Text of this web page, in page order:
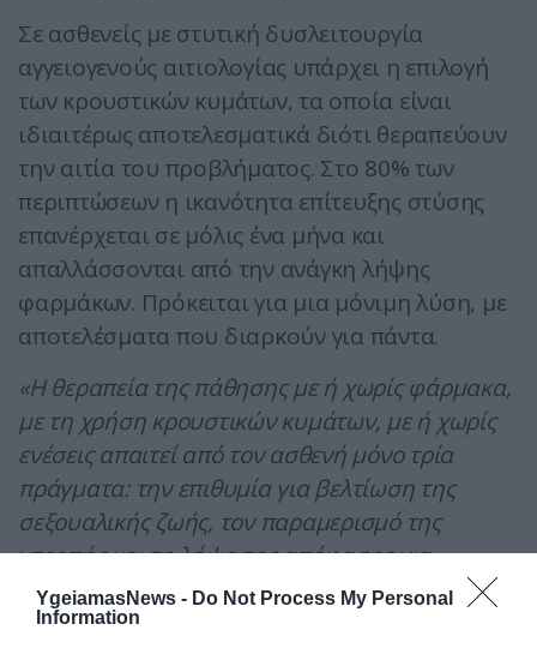
YgeiamasNews - Do Not Process My Personal
Information
Σε ασθενείς με στυτική δυσλειτουργία
αγγειογενούς αιτιολογίας υπάρχει η επιλογή
των κρουστικών κυμάτων, τα οποία είναι
ιδιαιτέρως αποτελεσματικά διότι θεραπεύουν
την αιτία του προβλήματος. Στο 80% των
περιπτώσεων η ικανότητα επίτευξης στύσης
επανέρχεται σε μόλις ένα μήνα και
απαλλάσσονται από την ανάγκη λήψης
φαρμάκων. Πρόκειται για μια μόνιμη λύση, με
αποτελέσματα που διαρκούν για πάντα.
«Η θεραπεία της πάθησης με ή χωρίς φάρμακα,
με τη χρήση κρουστικών κυμάτων, με ή χωρίς
ενέσεις απαιτεί από τον ασθενή μόνο τρία
πράγματα: την επιθυμία για βελτίωση της
σεξουαλικής ζωής, τον παραμερισμό της
ντροπής και τη λήψη της απόφασης για
αναζήτηση βοήθειας. Μετά τη διάγνωση
σχεδιάζεται το εξατομικευμένο θεραπευτικό